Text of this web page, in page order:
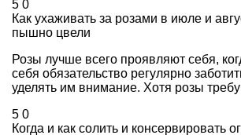
5 0
Как ухаживать за розами в июле и
пышно цвели
Розы лучше всего проявляют себя,
себя обязательство регулярно
уделять им внимание. Хотя розы
5 0
Когда и как солить и консервировать